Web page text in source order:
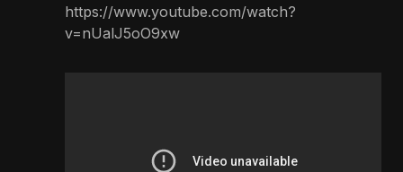
https://www.youtube.com/watch?
v=nUalJ5oO9xw